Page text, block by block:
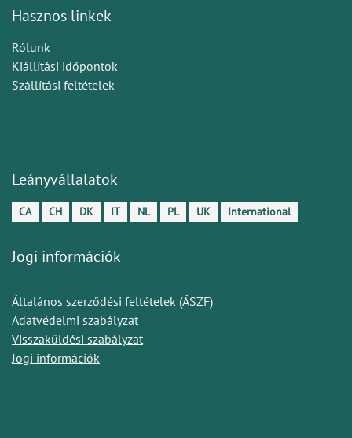
Hasznos linkek
Rólunk
Kiállítási időpontok
Szállítási feltételek
Leányvállalatok
CA CH DK IT NL PL UK International
Jogi információk
Általános szerződési feltételek (ÁSZF)
Adatvédelmi szabályzat
Visszaküldési szabályzat
Jogi információk